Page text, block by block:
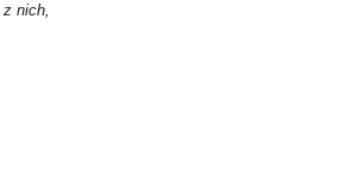
nich,